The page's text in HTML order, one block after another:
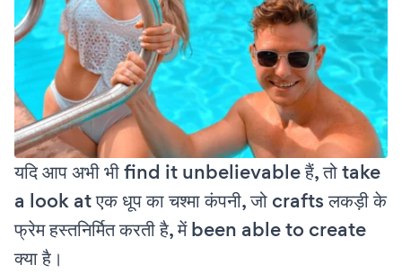
यदि आप अभी भी find it unbelievable हैं, तो take
a look at एक धूप का चश्मा कंपनी, जो crafts लकड़ी के
फ्रेम हस्तनिर्मित करती है, में been able to create
क्या है।